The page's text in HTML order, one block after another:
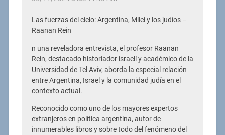
Las fuerzas del cielo: Argentina, Milei y los judíos –
Raanan Rein
n una reveladora entrevista, el profesor Raanan
Rein, destacado historiador israelí y académico de la
Universidad de Tel Aviv, aborda la especial relación
entre Argentina, Israel y la comunidad judía en el
contexto actual.
Reconocido como uno de los mayores expertos
extranjeros en política argentina, autor de
innumerables libros y sobre todo del fenómeno del